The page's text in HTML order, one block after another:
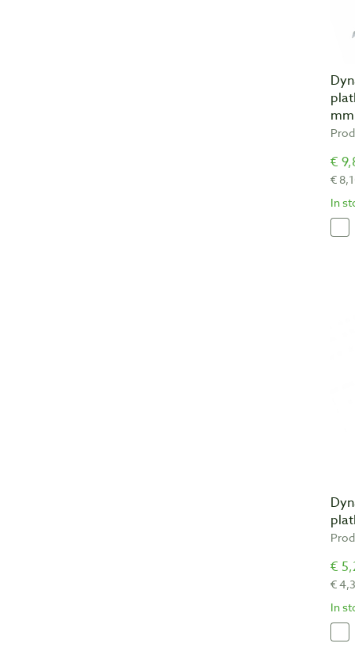
mm
€
€
In
€
€
In